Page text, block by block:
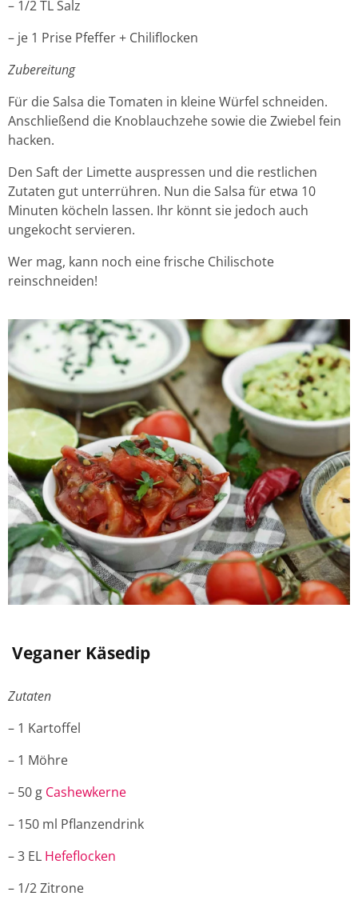
– 1/2 TL Salz
– je 1 Prise Pfeffer + Chiliflocken
Zubereitung
Für die Salsa die Tomaten in kleine Würfel schneiden.
Anschließend die Knoblauchzehe sowie die Zwiebel fein
hacken.
Den Saft der Limette auspressen und die restlichen
Zutaten gut unterrühren. Nun die Salsa für etwa 10
Minuten köcheln lassen. Ihr könnt sie jedoch auch
ungekocht servieren.
Wer mag, kann noch eine frische Chilischote
reinschneiden!
Veganer Käsedip
Zutaten
– 1 Kartoffel
– 1 Möhre
– 50 g Cashewkerne
– 150 ml Pflanzendrink
– 3 EL Hefeflocken
– 1/2 Zitrone